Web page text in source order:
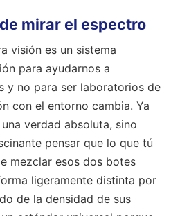
mirar el espectro
visión es un sistema
para ayudarnos a
y no para ser laboratorios de
con el entorno cambia. Ya
verdad absoluta, sino
pensar que lo que tú
mezclar esos dos botes
ligeramente distinta por
de la densidad de sus